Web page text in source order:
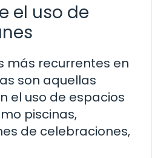
el uso de
más recurrentes en
son aquellas
el uso de espacios
piscinas,
de celebraciones,